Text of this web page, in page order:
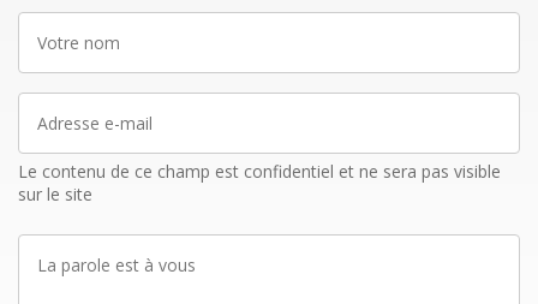
nom
mail
Le contenu de ce champ est confidentiel et ne sera pas visible
sur le site
parole